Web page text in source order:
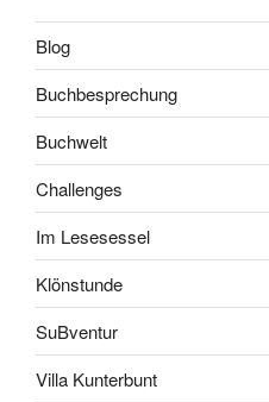
Blog
Buchbesprechung
Buchwelt
Challenges
Im Lesesessel
Klönstunde
SuBventur
Villa Kunterbunt